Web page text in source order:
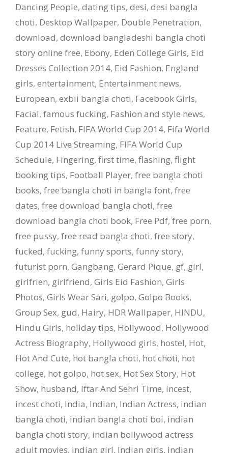
Dancing People, dating tips, desi, desi bangla
choti, Desktop Wallpaper, Double Penetration,
download, download bangladeshi bangla choti
story online free, Ebony, Eden College Girls, Eid
Dresses Collection 2014, Eid Fashion, England
girls, entertainment, Entertainment news,
European, exbii bangla choti, Facebook Girls,
Facial, famous fucking, Fashion and style news,
Feature, Fetish, FIFA World Cup 2014, Fifa World
Cup 2014 Live Streaming, FIFA World Cup
Schedule, Fingering, first time, flashing, flight
booking tips, Football Player, free bangla choti
books, free bangla choti in bangla font, free
dates, free download bangla choti, free
download bangla choti book, Free Pdf, free porn,
free pussy, free read bangla choti, free story,
fucked, fucking, funny sports, funny story,
futurist porn, Gangbang, Gerard Pique, gf, girl,
girlfrien, girlfriend, Girls Eid Fashion, Girls
Photos, Girls Wear Sari, golpo, Golpo Books,
Group Sex, gud, Hairy, HDR Wallpaper, HINDU,
Hindu Girls, holiday tips, Hollywood, Hollywood
Actress Biography, Hollywood girls, hostel, Hot,
Hot And Cute, hot bangla choti, hot choti, hot
college, hot golpo, hot sex, Hot Sex Story, Hot
Show, husband, Iftar And Sehri Time, incest,
incest choti, India, Indian, Indian Actress, indian
bangla choti, indian bangla choti boi, indian
bangla choti story, indian bollywood actress
adult movies, indian girl, Indian girls, indian